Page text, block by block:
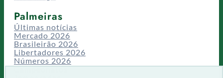
Palmeiras
Últimas notícias
Mercado 2026
Brasileirão 2026
Libertadores 2026
Números 2026
Campeonatos